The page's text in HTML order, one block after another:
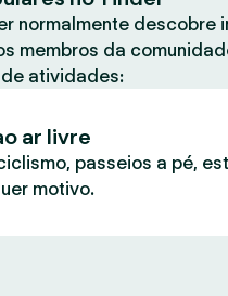
normalmente descobre
membros da
atividades:
ar livre
passeios a pé,
motivo.